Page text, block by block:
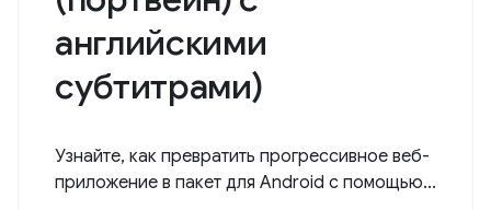
английскими
субтитрами)
Узнайте, как превратить прогрессивное веб-
приложение в пакет для Android с помощью...